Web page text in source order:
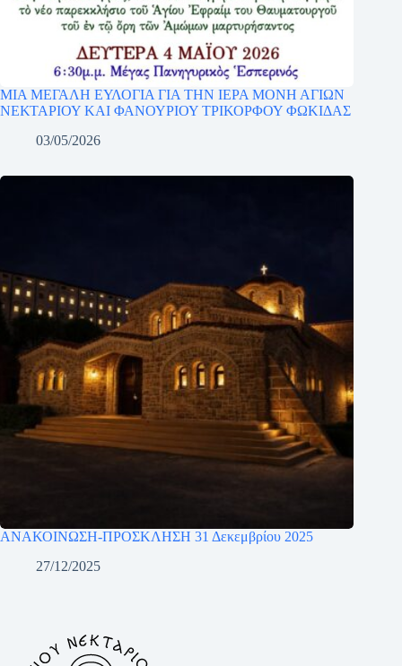
ΜΙΑ ΜΕΓΑΛΗ ΕΥΛΟΓΙΑ ΓΙΑ ΤΗΝ ΙΕΡΑ ΜΟΝΗ ΑΓΙΩΝ
ΝΕΚΤΑΡΙΟΥ ΚΑΙ ΦΑΝΟΥΡΙΟΥ ΤΡΙΚΟΡΦΟΥ ΦΩΚΙΔΑΣ
03/05/2026
ΑΝΑΚΟΙΝΩΣΗ-ΠΡΟΣΚΛΗΣΗ 31 Δεκεμβρίου 2025
27/12/2025